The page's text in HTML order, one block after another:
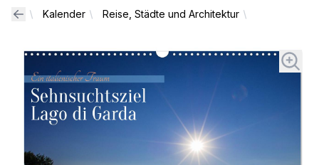
Kalender Reise, Städte und Architektur